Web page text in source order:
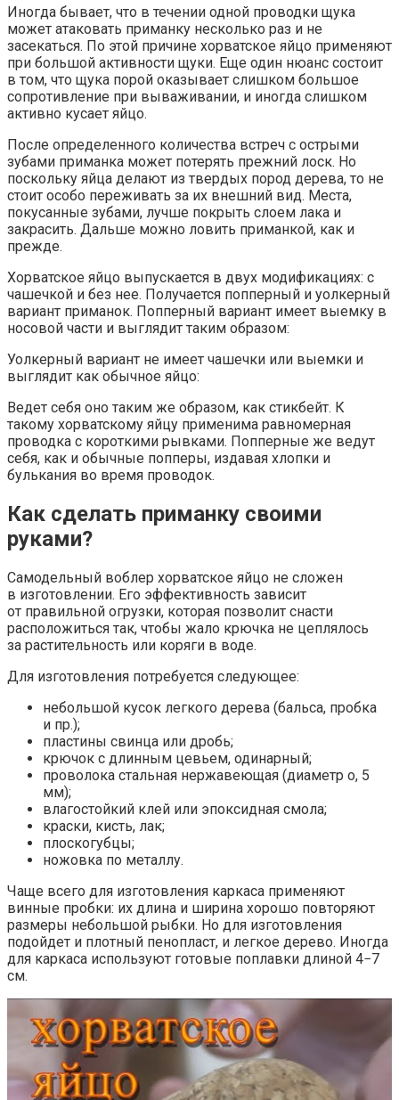
Иногда бывает, что в течении одной проводки щука
может атаковать приманку несколько раз и не
засекаться. По этой причине хорватское яйцо применяют
при большой активности щуки. Еще один нюанс состоит
в том, что щука порой оказывает слишком большое
сопротивление при вываживании, и иногда слишком
активно кусает яйцо.
После определенного количества встреч с острыми
зубами приманка может потерять прежний лоск. Но
поскольку яйца делают из твердых пород дерева, то не
стоит особо переживать за их внешний вид. Места,
покусанные зубами, лучше покрыть слоем лака и
закрасить. Дальше можно ловить приманкой, как и
прежде.
Хорватское яйцо выпускается в двух модификациях: с
чашечкой и без нее. Получается попперный и уолкерный
вариант приманок. Попперный вариант имеет выемку в
носовой части и выглядит таким образом:
Уолкерный вариант не имеет чашечки или выемки и
выглядит как обычное яйцо:
Ведет себя оно таким же образом, как стикбейт. К
такому хорватскому яйцу применима равномерная
проводка с короткими рывками. Попперные же ведут
себя, как и обычные попперы, издавая хлопки и
булькания во время проводок.
Как сделать приманку своими
руками?
Самодельный воблер хорватское яйцо не сложен
в изготовлении. Его эффективность зависит
от правильной огрузки, которая позволит снасти
расположиться так, чтобы жало крючка не цеплялось
за растительность или коряги в воде.
Для изготовления потребуется следующее:
небольшой кусок легкого дерева (бальса, пробка
и пр.);
пластины свинца или дробь;
крючок с длинным цевьем, одинарный;
проволока стальная нержавеющая (диаметр о, 5
мм);
влагостойкий клей или эпоксидная смола;
краски, кисть, лак;
плоскогубцы;
ножовка по металлу.
Чаще всего для изготовления каркаса применяют
винные пробки: их длина и ширина хорошо повторяют
размеры небольшой рыбки. Но для изготовления
подойдет и плотный пенопласт, и легкое дерево. Иногда
для каркаса используют готовые поплавки длиной 4−7
см.